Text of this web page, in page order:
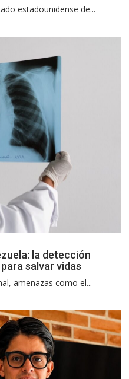
estadounidense de...
la detección
salvar vidas
amenazas como el...